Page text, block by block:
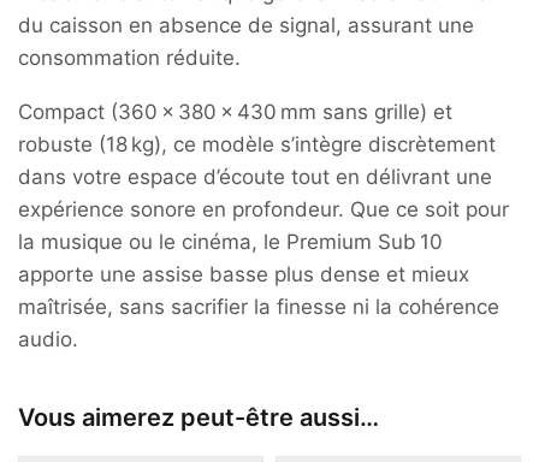
du caisson en absence de signal, assurant une
consommation réduite.
Compact (360 × 380 × 430 mm sans grille) et
robuste (18 kg), ce modèle s’intègre discrètement
dans votre espace d’écoute tout en délivrant une
expérience sonore en profondeur. Que ce soit pour
la musique ou le cinéma, le Premium Sub 10
apporte une assise basse plus dense et mieux
maîtrisée, sans sacrifier la finesse ni la cohérence
audio.
Vous aimerez peut-être aussi…